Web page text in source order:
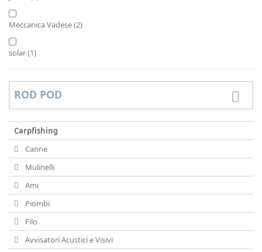
Meccanica Vadese(2)
solar(1)
ROD POD
Carpfishing
Canne
Mulinelli
Ami
Piombi
Filo
Avvisatori Acustici e Visivi